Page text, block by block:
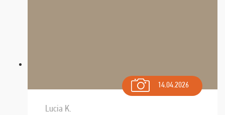
14.04.2026
Lucia K.